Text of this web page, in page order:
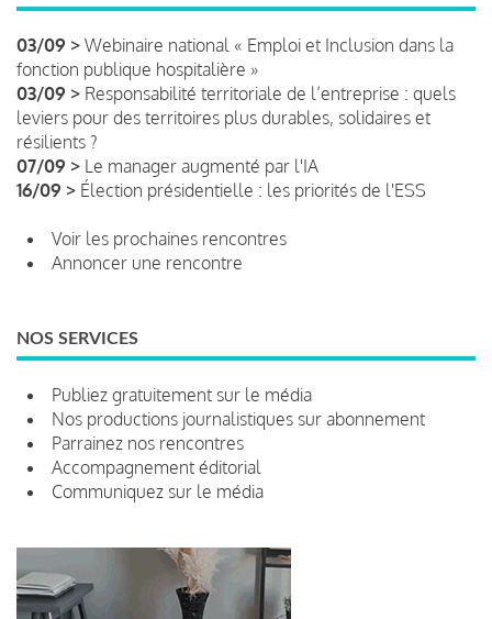
03/09 > Webinaire national « Emploi et Inclusion dans la
fonction publique hospitalière »
03/09 > Responsabilité territoriale de l’entreprise : quels
leviers pour des territoires plus durables, solidaires et
résilients ?
07/09 > Le manager augmenté par l'IA
16/09 > Élection présidentielle : les priorités de l'ESS
Voir les prochaines rencontres
Annoncer une rencontre
NOS SERVICES
Publiez gratuitement sur le média
Nos productions journalistiques sur abonnement
Parrainez nos rencontres
Accompagnement éditorial
Communiquez sur le média